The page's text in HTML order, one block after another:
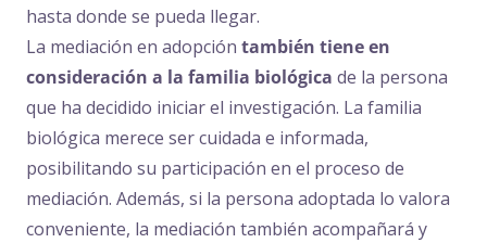
hasta donde se pueda llegar.
La mediación en adopción también tiene en
consideración a la familia biológica de la persona
que ha decidido iniciar el investigación. La familia
biológica merece ser cuidada e informada,
posibilitando su participación en el proceso de
mediación. Además, si la persona adoptada lo valora
conveniente, la mediación también acompañará y